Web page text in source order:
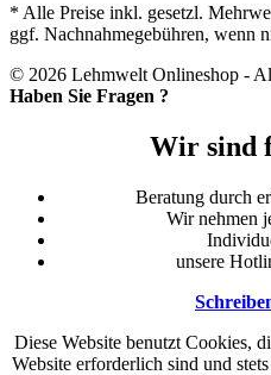
* Alle Preise inkl. gesetzl.
ggf. Nachnahmegebühren, wenn
© 2026 Lehmwelt Onlineshop -
Haben Sie Fragen ?
Wir sind
Beratung durch
Wir nehmen
unsere
Diese Website benutzt Cookies,
Website erforderlich sind und